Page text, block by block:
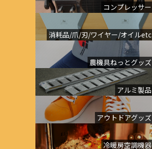
コンプレッサー
消耗品/爪/刃/ワイヤー/オイルetc
農機具ねっとグッズ
アルミ製品
アウトドアグッズ
冷暖房空調機器